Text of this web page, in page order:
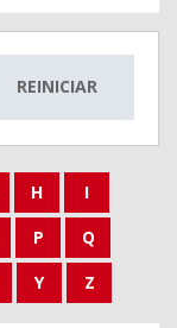
REINICIAR
H
I
P
Q
Y Z